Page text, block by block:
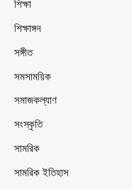
শিক্ষা
শিক্ষাঙ্গন
সঙ্গীত
সমসাময়িক
সমাজকল্যাণ
সংস্কৃতি
সামরিক
সামরিক ইতিহাস